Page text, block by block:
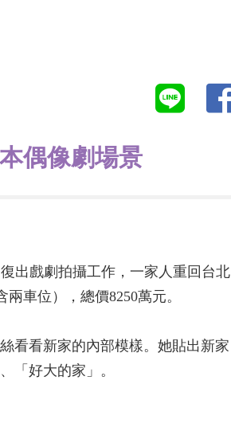
偶像劇場景
出戲劇拍攝工作，一家人重回台北
車位），總價8250萬元。
看看新家的內部模樣。她貼出新家
「好大的家」。